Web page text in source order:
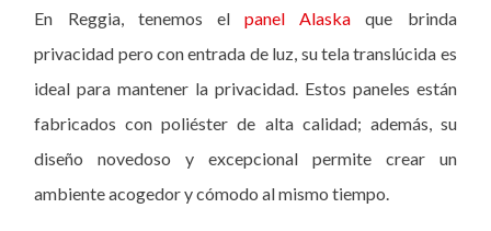
En Reggia, tenemos elpanel Alaska que brinda
privacidad pero con entrada de luz, su tela translúcida es
ideal para mantener la privacidad. Estos paneles están
fabricados con poliéster de alta calidad; además, su
diseño novedoso y excepcional permite crear un
ambiente acogedor y cómodo al mismo tiempo.